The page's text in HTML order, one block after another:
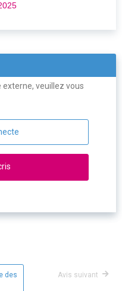
veuillez vous
des
Avis suivant